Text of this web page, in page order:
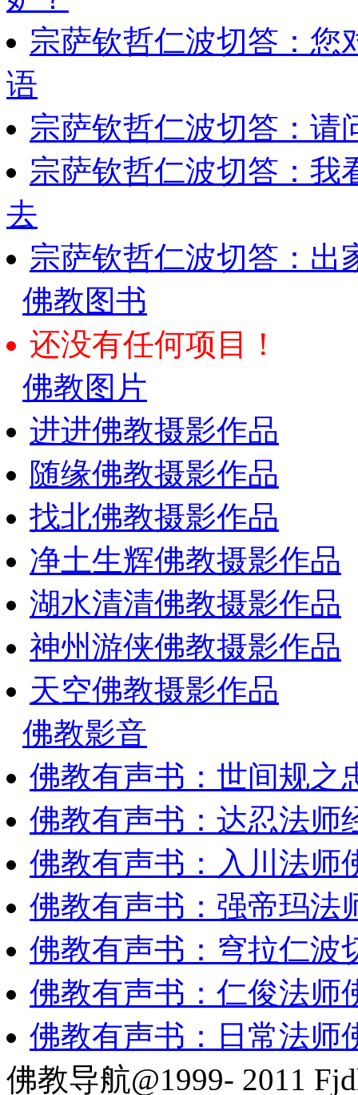
宗萨钦哲仁波切答：您
语
宗萨钦哲仁波切答：请
宗萨钦哲仁波切答：我
去
宗萨钦哲仁波切答：出
佛教图书
还没有任何项目！
佛教图片
进进佛教摄影作品
随缘佛教摄影作品
找北佛教摄影作品
净土生辉佛教摄影作品
湖水清清佛教摄影作品
神州游侠佛教摄影作品
天空佛教摄影作品
佛教影音
佛教有声书：世间规
佛教有声书：达忍法师
佛教有声书：入川法师
佛教有声书：强帝玛法
佛教有声书：穹拉仁波
佛教有声书：仁俊法师
佛教有声书：日常法师
佛教导航@1999- 2011